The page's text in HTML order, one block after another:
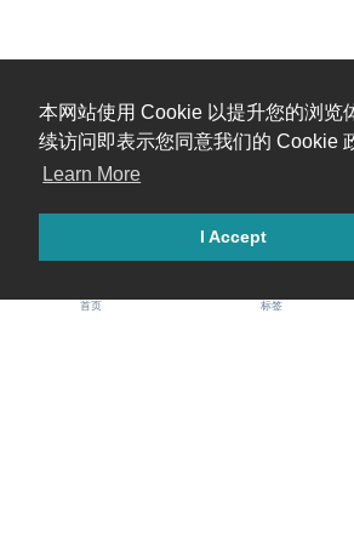
本网站使用 Cookie 以提升您的浏览
续访问即表示您同意我们的 Cookie
Learn More
I Accept
首页 标签